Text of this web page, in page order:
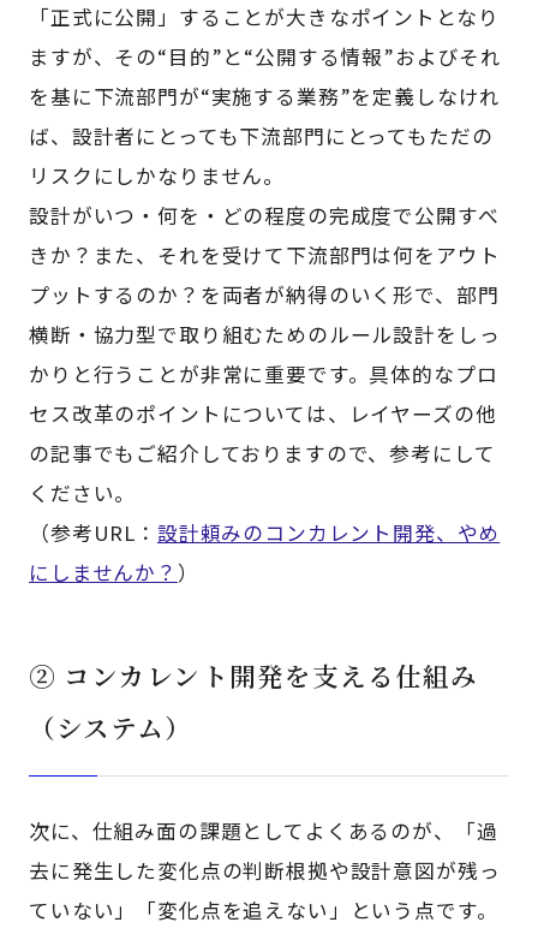
「正式に公開」することが大きなポイントとなり
ますが、その“目的”と“公開する情報”およびそれ
を基に下流部門が“実施する業務”を定義しなけれ
ば、設計者にとっても下流部門にとってもただの
リスクにしかなりません。
設計がいつ・何を・どの程度の完成度で公開すべ
きか？また、それを受けて下流部門は何をアウト
プットするのか？を両者が納得のいく形で、部門
横断・協力型で取り組むためのルール設計をしっ
かりと行うことが非常に重要です。具体的なプロ
セス改革のポイントについては、レイヤーズの他
の記事でもご紹介しておりますので、参考にして
ください。
（参考URL： 設計頼みのコンカレント開発、やめ
にしませんか？ ）
② コンカレント開発を支える仕組み
（システム）
次に、仕組み面の課題としてよくあるのが、「過
去に発生した変化点の判断根拠や設計意図が残っ
ていない」「変化点を追えない」という点です。